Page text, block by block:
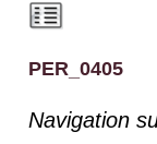
PER_0405
Navigation